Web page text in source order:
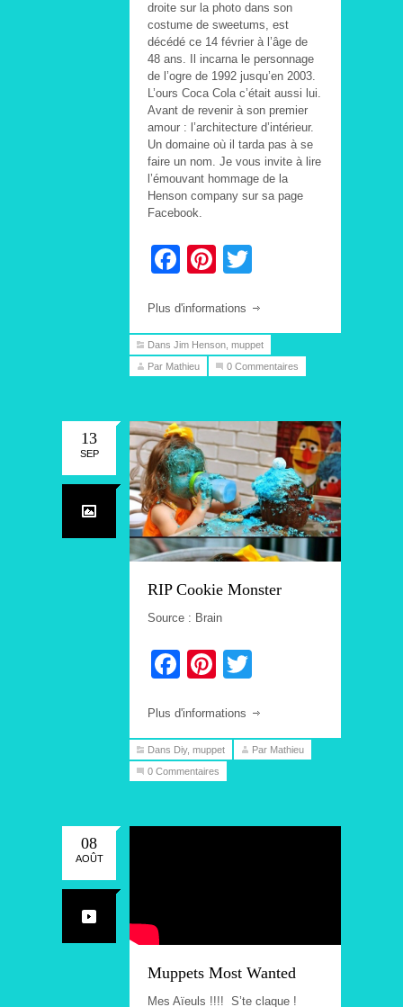
droite sur la photo dans son
costume de sweetums, est
décédé ce 14 février à l’âge de
48 ans. Il incarna le personnage
de l’ogre de 1992 jusqu’en 2003.
L’ours Coca Cola c’était aussi lui.
Avant de revenir à son premier
amour : l’architecture d’intérieur.
Un domaine où il tarda pas à se
faire un nom. Je vous invite à lire
l’émouvant hommage de la
Henson company sur sa page
Facebook.
Facebook
Pinterest
Plus d'informations
Dans Jim Henson muppet
Par Mathieu
0 Commentaires
13
SEP
RIP Cookie Monster
Source : Brain
Facebook
Pinterest
Plus d'informations
Dans Diy, muppet
Par Mathieu
0 Commentaires
08
AOÛT
Muppets Most Wanted
Mes Aïeuls !!!! S’te claque !